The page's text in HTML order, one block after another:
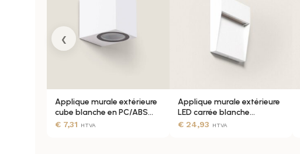
CERTIFICATS
GARANTIE
Applique murale extérieure
cube blanche en PC/ABS
IP44 GU10
€ 7,31 HTVA
Applique murale extérieure
LED carrée blanche
aluminium
€24,93 HTVA
‹